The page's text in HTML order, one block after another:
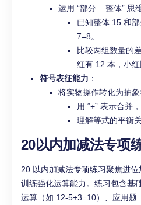
运用 “部分 – 整体” 思
已知整体 15 和
7=8。
比较两组数量的
红有 12 本，小红
符号表征能力 ：
将实物操作转化为抽象
用 “+” 表示合并
理解等式的平衡
20以内加减法专项
20 以内加减法专项练习聚焦进
训练强化运算能力。练习包含基
运算（如 12-5+3=10）、应用题